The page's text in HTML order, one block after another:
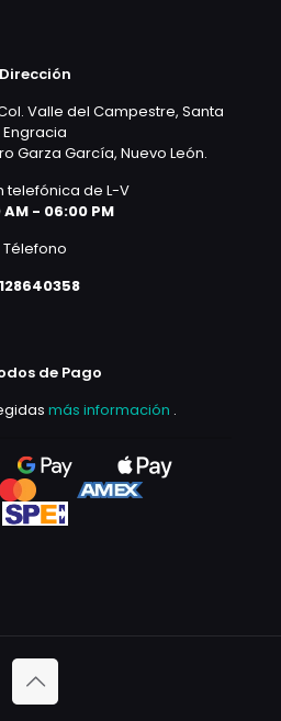
Dirección
Valle del Campestre, Santa
Engracia
Garza García, Nuevo León.
telefónica de L-V
- 06:00 PM
Télefono
de Pago
más información .